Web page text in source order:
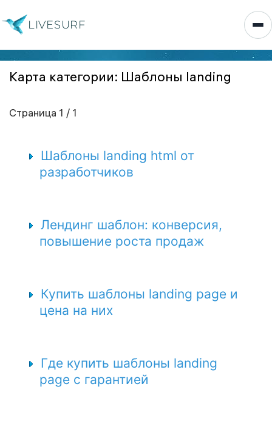
LIVESURF
Карта категории: Шаблоны landing
Страница 1 / 1
Шаблоны landing html от
разработчиков
Лендинг шаблон: конверсия,
повышение роста продаж
Купить шаблоны landing page и
цена на них
Где купить шаблоны landing
page с гарантией